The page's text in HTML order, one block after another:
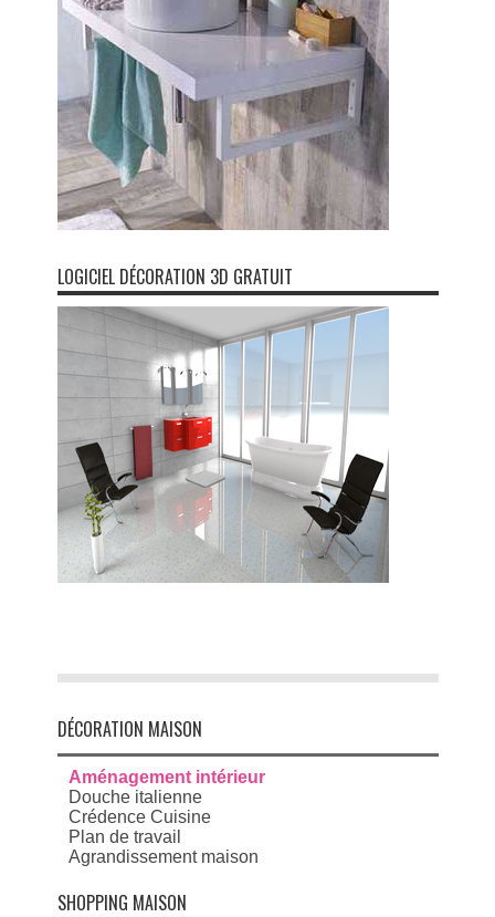
LOGICIEL DÉCORATION 3D GRATUIT
DÉCORATION MAISON
Aménagement intérieur
Douche italienne
Crédence Cuisine
Plan de travail
Agrandissement maison
SHOPPING MAISON